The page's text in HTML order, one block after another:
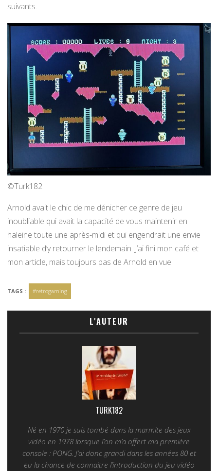
suivants.
©Turk182
Arnold avait le chic de me dénicher ce genre de jeu
inoubliable qui avait la capacité de vous maintenir en
haleine toute une après-midi et qui engendrait une envie
insatiable d’y retourner le lendemain. J’ai fini mon café et
mon article, mais toujours pas de Arnold en vue.
TAGS : #retrogaming
L'AUTEUR
TURK182
Né en 1970 je suis tombé dans la marmite des jeux
vidéo en 1978 lorsque l’on m’a offert ma première
console : PONG. J’ai donc grandi dans les années 80 et
eu la chance de connaitre l’introduction du jeu vidéo